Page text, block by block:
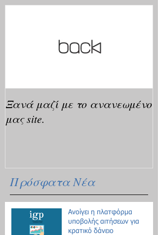
Πρόσφατα Νέα
Ξανά μαζί με το ανανεωμένο
μας site.
Ανοίγει η πλατφόρμα
υποβολής αιτήσεων για
κρατικό δάνειο